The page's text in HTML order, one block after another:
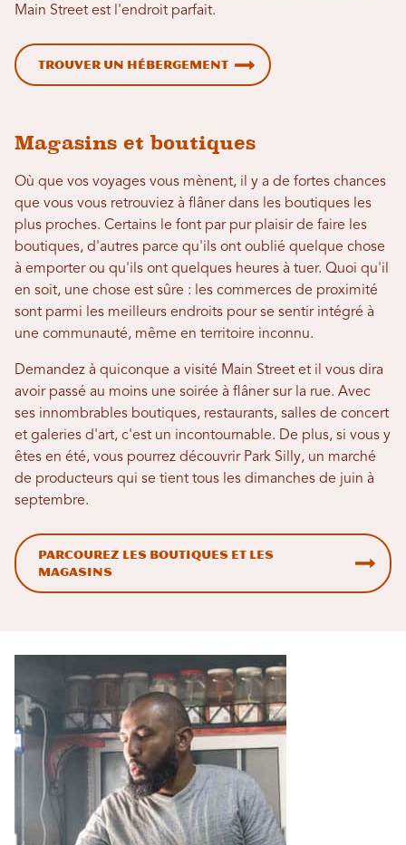
Main Street est l'endroit parfait.
Trouver un hébergement
Magasins et boutiques
Où que vos voyages vous mènent, il y a de fortes chances
que vous vous retrouviez à flâner dans les boutiques les
plus proches. Certains le font par pur plaisir de faire les
boutiques, d'autres parce qu'ils ont oublié quelque chose
à emporter ou qu'ils ont quelques heures à tuer. Quoi qu'il
en soit, une chose est sûre : les commerces de proximité
sont parmi les meilleurs endroits pour se sentir intégré à
une communauté, même en territoire inconnu.
Demandez à quiconque a visité Main Street et il vous dira
avoir passé au moins une soirée à flâner sur la rue. Avec
ses innombrables boutiques, restaurants, salles de concert
et galeries d'art, c'est un incontournable. De plus, si vous y
êtes en été, vous pourrez découvrir Park Silly, un marché
de producteurs qui se tient tous les dimanches de juin à
septembre.
Parcourez les boutiques et les
magasins